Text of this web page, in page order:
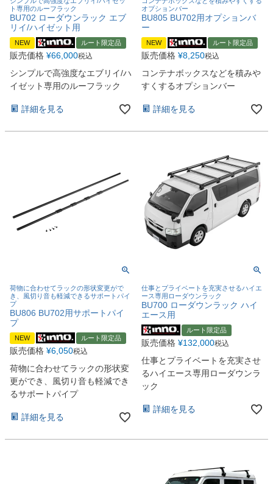
ト専用のルーフラック
BU702 ローダウンラック エブ
リイ/ハイゼット用
NEW ルート限定品
販売価格 ¥66,000税込
シンプルで高強度なエブリイ/ハ
イゼット専用のルーフラック
詳細を見る
オプションバー
BU805 BU702用オプションバ
ー
NEW ルート限定品
販売価格 ¥8,250税込
コンテナボックスなどを積みや
すくするオプションバー
詳細を見る
荷物に合わせてラックの形状変更がで
き、風切り音も軽減できるサポートパイ
プ
BU806 BU702用サポートパイ
プ
NEW ルート限定品
販売価格 ¥6,050税込
荷物に合わせてラックの形状変
更ができ、風切り音も軽減でき
るサポートパイプ
詳細を見る
仕事とプライベートを充実させるハイエ
ース専用ローダウンラック
BU700 ローダウンラック ハイ
エース用
ルート限定品
販売価格 ¥132,000税込
仕事とプライベートを充実させ
るハイエース専用ローダウンラ
ック
詳細を見る